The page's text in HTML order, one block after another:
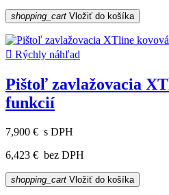
shopping_cart Vložiť do košíka
 Rýchly náhľad
Pištoľ zavlažovacia
funkcií
7,900 € s DPH
6,423 € bez DPH
shopping_cart Vložiť do košíka